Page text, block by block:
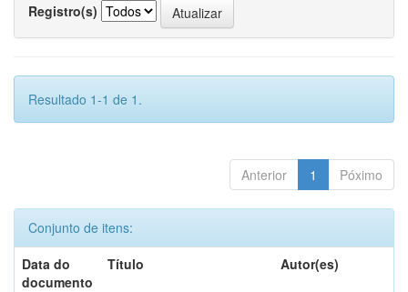
Registro(s)
Resultado 1-1 de 1.
Anterior 1 Póximo
Conjunto de itens:
Data do
documento
Título Autor(es)